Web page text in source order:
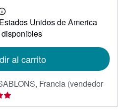
Más
información
sobre
las
envío
Unidos de America
al carrito
Francia (vendedor